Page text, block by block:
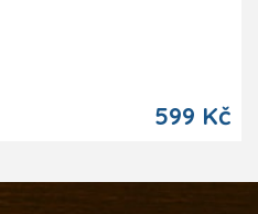
599 Kč